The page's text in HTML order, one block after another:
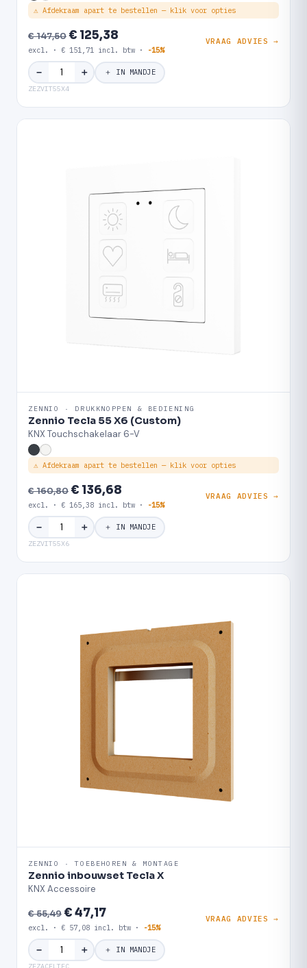
⚠ Afdekraam apart te bestellen — klik voor opties
€ 147,50€ 125,38
excl. · € 151,71 incl. btw · -15%
VRAAG ADVIES →
− ＋ ＋ IN MANDJE
ZEZVIT55X4
ZENNIO · DRUKKNOPPEN & BEDIENING
Zennio Tecla 55 X6 (Custom)
KNX Touchschakelaar 6-V
⚠ Afdekraam apart te bestellen — klik voor opties
€ 160,80€ 136,68
excl. · € 165,38 incl. btw · -15%
VRAAG ADVIES →
− ＋ ＋ IN MANDJE
ZEZVIT55X6
ZENNIO · TOEBEHOREN & MONTAGE
Zennio inbouwset Tecla X
KNX Accessoire
€ 55,49€ 47,17
excl. · € 57,08 incl. btw · -15%
VRAAG ADVIES →
− ＋ ＋ IN MANDJE